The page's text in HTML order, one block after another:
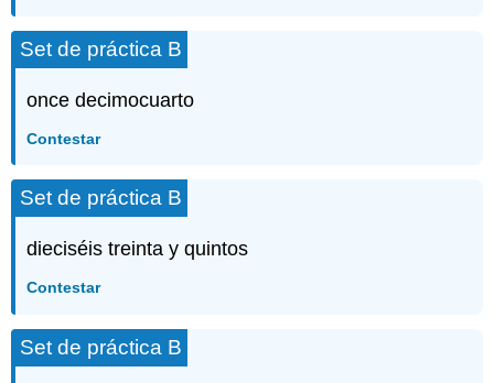
Set de práctica B
once decimocuarto
Contestar
Set de práctica B
dieciséis treinta y quintos
Contestar
Set de práctica B